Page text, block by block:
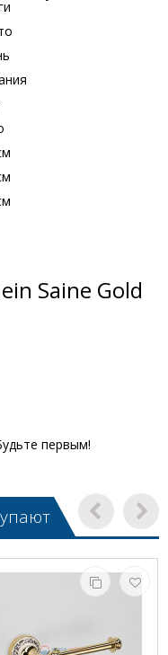
Saine Gold
первым!